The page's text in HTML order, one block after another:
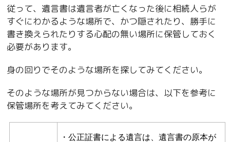
従って、遺言書は遺言者が亡くなった後に相続人らが
すぐにわかるような場所で、かつ隠されたり、勝手に
書き換えられたりする心配の無い場所に保管しておく
必要があります。
身の回りでそのような場所を探してみてください。
そのような場所が見つからない場合は、以下を参考に
保管場所を考えてみてください。
・公正証書による遺言は、遺言書の原本が